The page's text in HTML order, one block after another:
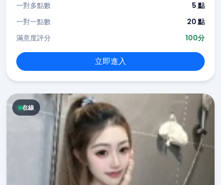
一對多點數
5 點
一對一點數
20 點
滿意度評分
100分
立即進入
在線